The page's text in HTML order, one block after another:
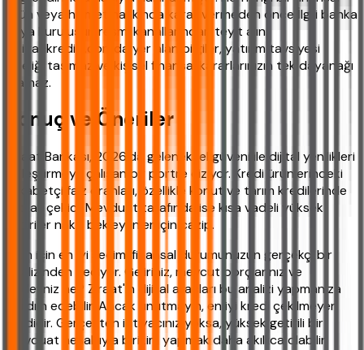
ürün veya hizmet hakkında karar vermeden önce İlgili banka
veya kuruluşun resmi kanallarından teyit alın.
ihtiyackredisi.com'da yer alan bilgiler, yatırım tavsiyesi
niteliği taşımaz ve kişisel finansal kararlarınızın tek dayanağı
olamaz.
Sonuç ve Öneriler
Ziraat Bankası, 2026'da geleneksel güveni ile dijital yenilikleri
birleştirmeye çalışan bir portre çiziyor. Kredi ürünlerindeki
rekabetçi faiz oranları, özellikle konut ve tarım kredilerinde
dikkat çekici. Mevduat tarafında ise kısa vadeli yüksek
getiriler nakit bekleyenler için cazip.
Sizin için en iyi seçim, finansal durumunuzun gerçekçi bir
analizinden geçiyor. Geliriniz, mevcut borçlarınız ve
hedefiniz ne? Ziraat'ın dijital araçları bu analizi yapmanıza
yardım edebilir. Ancak unutmayın, en iyi kredi çekilmeyen
kredidir. Gerçekten ihtiyacınız yoksa, yüksek getirili bir
mevduat hesabıyla birikim yapmak daha akıllıca olabilir.